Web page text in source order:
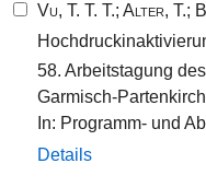
Vu, T. T. T.; Alter, T.;
58. Arbeitstagung
Garmisch-
In: Programm- und
Details